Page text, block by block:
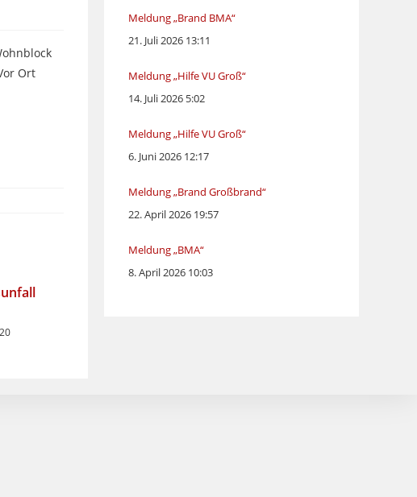
Ort
Meldung „Brand BMA“
21. Juli 2026 13:11
Meldung „Hilfe VU Groß“
14. Juli 2026 5:02
Meldung „Hilfe VU Groß“
6. Juni 2026 12:17
Meldung „Brand Großbrand“
22. April 2026 19:57
Meldung „BMA“
8. April 2026 10:03